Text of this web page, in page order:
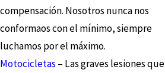
compensación. Nosotros nunca nos
conformaos con el mínimo, siempre
luchamos por el máximo.
Motocicletas – Las graves lesiones que